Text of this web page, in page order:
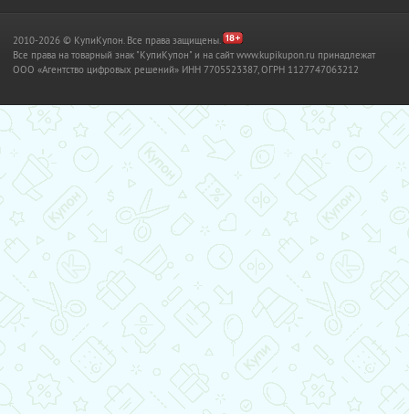
2010-2026 © КупиКупон. Все права защищены.
Все права на товарный знак "КупиКупон" и на сайт www.kupikupon.ru принадлежат
OOO «Агентство цифровых решений» ИНН 7705523387, ОГРН 1127747063212